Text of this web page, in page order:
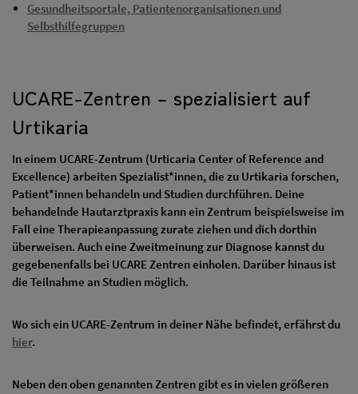
Gesundheitsportale, Patientenorganisationen und
Selbsthilfegruppen
UCARE-Zentren – spezialisiert auf
Urtikaria
In einem UCARE-Zentrum (Urticaria Center of Reference and
Excellence) arbeiten Spezialist*innen, die zu Urtikaria forschen,
Patient*innen behandeln und Studien durchführen. Deine
behandelnde Hautarztpraxis kann ein Zentrum beispielsweise im
Fall eine Therapieanpassung zurate ziehen und dich dorthin
überweisen. Auch eine Zweitmeinung zur Diagnose kannst du
gegebenenfalls bei UCARE Zentren einholen. Darüber hinaus ist
die Teilnahme an Studien möglich.
Wo sich ein UCARE-Zentrum in deiner Nähe befindet, erfährst du
hier.
Neben den oben genannten Zentren gibt es in vielen größeren